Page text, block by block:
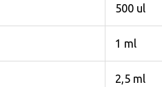
500 ul
1 ml
2,5 ml